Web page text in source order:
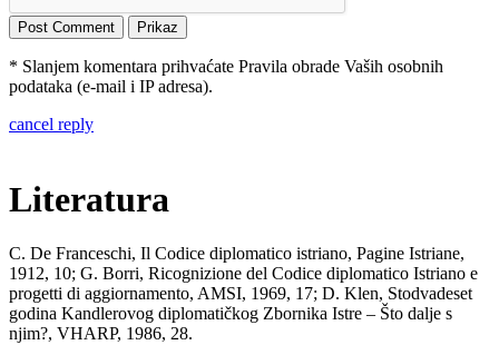
* Slanjem komentara prihvaćate Pravila obrade Vaših osobnih
podataka (e-mail i IP adresa).
cancel reply
Literatura
C. De Franceschi, Il Codice diplomatico istriano, Pagine Istriane,
1912, 10; G. Borri, Ricognizione del Codice diplomatico Istriano e
progetti di aggiornamento, AMSI, 1969, 17; D. Klen, Stodvadeset
godina Kandlerovog diplomatičkog Zbornika Istre – Što dalje s
njim?, VHARP, 1986, 28.